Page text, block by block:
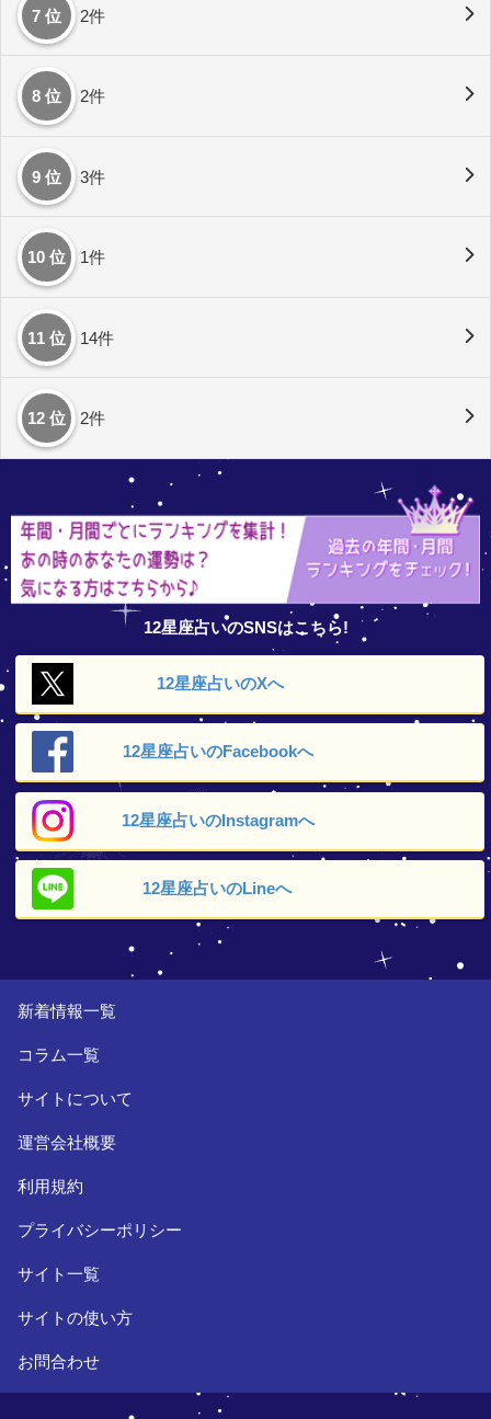
7 位 2件
8 位 2件
9 位 3件
10 位 1件
11 位 14件
12 位 2件
12星座占いのSNSはこちら!
12星座占いのXへ
12星座占いのFacebookへ
12星座占いのInstagramへ
12星座占いのLineへ
新着情報一覧
コラム一覧
サイトについて
運営会社概要
利用規約
プライバシーポリシー
サイト一覧
サイトの使い方
お問合わせ